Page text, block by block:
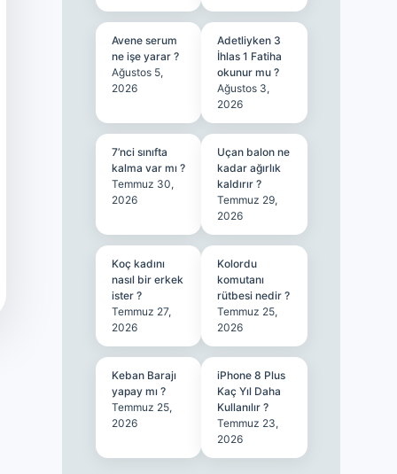
Avene serum
ne işe yarar ?
Ağustos 5,
2026
Adetliyken 3
İhlas 1 Fatiha
okunur mu ?
Ağustos 3,
2026
7’nci sınıfta
kalma var mı ?
Temmuz 30,
2026
Uçan balon ne
kadar ağırlık
kaldırır ?
Temmuz 29,
2026
Koç kadını
nasıl bir erkek
ister ?
Temmuz 27,
2026
Kolordu
komutanı
rütbesi nedir ?
Temmuz 25,
2026
Keban Barajı
yapay mı ?
Temmuz 25,
2026
iPhone 8 Plus
Kaç Yıl Daha
Kullanılır ?
Temmuz 23,
2026